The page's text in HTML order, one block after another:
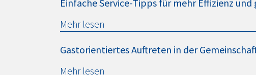
Einfache Service-Tipps für mehr Effizienz
Mehr lesen
Gastorientiertes Auftreten in der
Mehr lesen